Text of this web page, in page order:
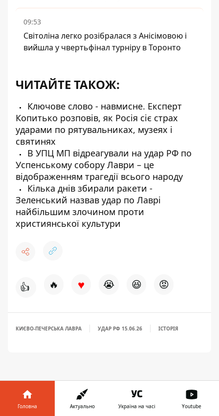
09:53
Світоліна легко розібралася з Анісімовою і
вийшла у чвертьфінал турніру в Торонто
ЧИТАЙТЕ ТАКОЖ:
Ключове слово - навмисне. Експерт
Копитько розповів, як Росія сіє страх
ударами по рятувальниках, музеях і
святинях
В УПЦ МП відреагували на удар РФ по
Успенському собору Лаври – це
відображенням трагедії всього народу
Кілька днів збирали ракети -
Зеленський назвав удар по Лаврі
найбільшим злочином проти
християнської культури
👍 🔥 ♥ 😭 😆 😡
КИЄВО-ПЕЧЕРСЬКА ЛАВРА УДАР РФ 15.06.26 ІСТОРІЯ
Головна Актуально Україна на часі Youtube